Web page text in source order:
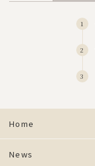
Home
News